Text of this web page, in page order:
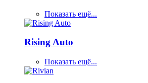
Показать ещё...
Rising Auto
Показать ещё...